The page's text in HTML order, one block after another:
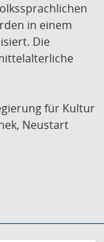
in einem
Die
für Kultur
Neustart